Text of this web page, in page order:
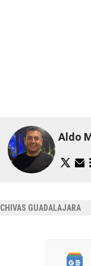
Aldo
CHIVAS GUADALAJARA